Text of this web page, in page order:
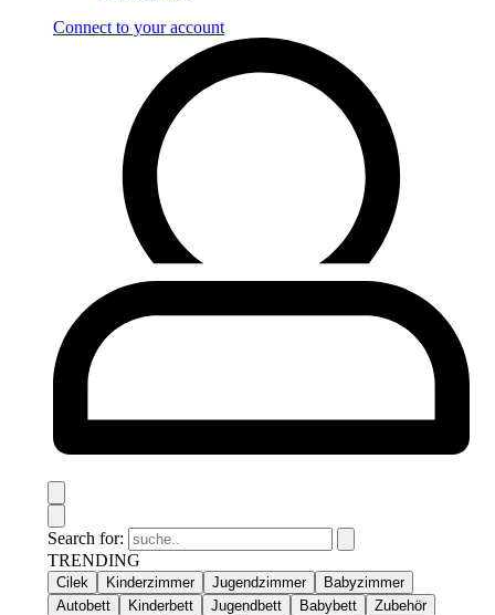
Connect to your account
Search for:
TRENDING
Cilek Kinderzimmer Jugendzimmer
Babyzimmer
Autobett
Kinderbett Jugendbett Babybett
Zubehör